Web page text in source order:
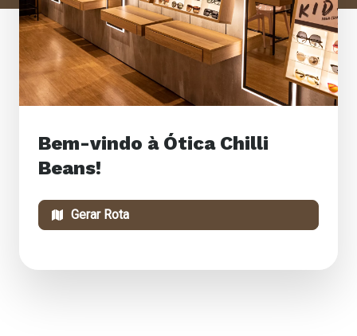
Bem-vindo à Ótica Chilli
Beans!
Gerar Rota